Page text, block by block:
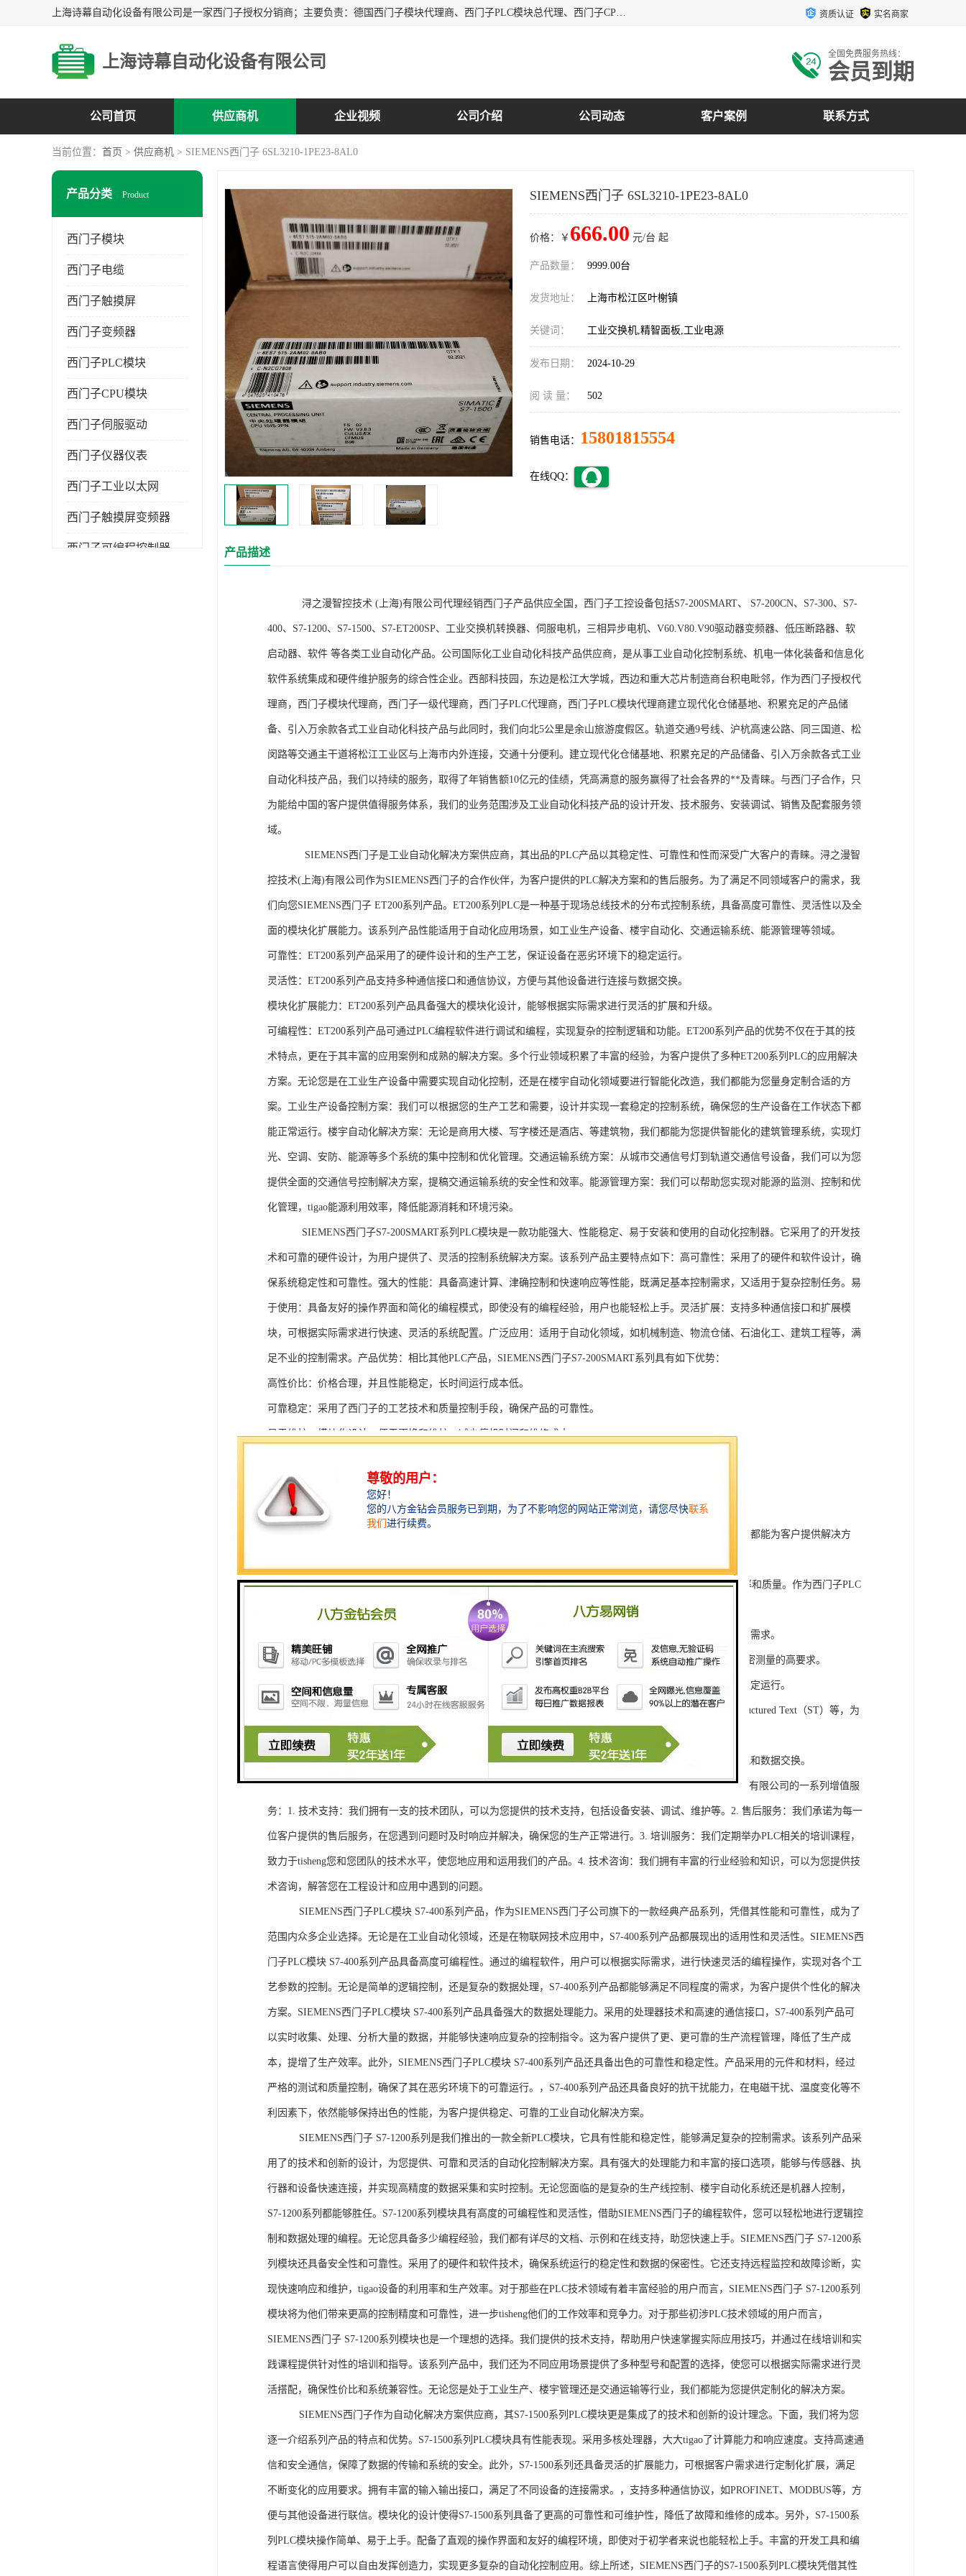
上海诗幕自动化设备有限公司是一家西门子授权分销商；主要负责：德国西门子模块代理商、西门子PLC模块总代理、西门子CPU模块代理商、西门子电缆代理、西门子触摸屏变频器总代理等专销售西门子各系列产品；实体公司，诚信经营，价格优势，品质保证，库存量大，供应！ 资质认证 实名商家
上海诗幕自动化设备有限公司 全国免费服务热线：
会员到期
公司首页 供应商机 企业视频 公司介绍 公司动态 客户案例 联系方式
当前位置： 首页 > 供应商机 > SIEMENS西门子 6SL3210-1PE23-8AL0
产品分类 Product
西门子模块
西门子电缆
西门子触摸屏
西门子变频器
西门子PLC模块
西门子CPU模块
西门子伺服驱动
西门子仪器仪表
西门子工业以太网
西门子触摸屏变频器
西门子可编程控制器
SIEMENS西门子 6SL3210-1PE23-8AL0
价格：￥ 666.00 元/台 起
产品数量： 9999.00台
发货地址： 上海市松江区叶榭镇
关键词： 工业交换机,精智面板,工业电源
发布日期： 2024-10-29
阅 读 量： 502
销售电话： 15801815554
在线QQ：
产品描述
浔之漫智控技术 (上海)有限公司代理经销西门子产品供应全国，西门子工控设备包括S7-200SMART、 S7-200CN、S7-300、S7-
400、S7-1200、S7-1500、S7-ET200SP、工业交换机转换器、伺服电机，三相异步电机、V60.V80.V90驱动器变频器、低压断路器、软
启动器、软件 等各类工业自动化产品。公司国际化工业自动化科技产品供应商，是从事工业自动化控制系统、机电一体化装备和信息化
软件系统集成和硬件维护服务的综合性企业。西部科技园，东边是松江大学城，西边和重大芯片制造商台积电毗邻，作为西门子授权代
理商，西门子模块代理商，西门子一级代理商，西门子PLC代理商，西门子PLC模块代理商建立现代化仓储基地、积累充足的产品储
备、引入万余款各式工业自动化科技产品与此同时，我们向北5公里是余山旅游度假区。轨道交通9号线、沪杭高速公路、同三国道、松
闵路等交通主干道将松江工业区与上海市内外连接，交通十分便利。建立现代化仓储基地、积累充足的产品储备、引入万余款各式工业
自动化科技产品，我们以持续的服务，取得了年销售额10亿元的佳绩，凭高满意的服务赢得了社会各界的**及青睐。与西门子合作，只
为能给中国的客户提供值得服务体系，我们的业务范围涉及工业自动化科技产品的设计开发、技术服务、安装调试、销售及配套服务领
域。
SIEMENS西门子是工业自动化解决方案供应商，其出品的PLC产品以其稳定性、可靠性和性而深受广大客户的青睐。浔之漫智
控技术(上海)有限公司作为SIEMENS西门子的合作伙伴，为客户提供的PLC解决方案和的售后服务。为了满足不同领域客户的需求，我
们向您SIEMENS西门子 ET200系列产品。ET200系列PLC是一种基于现场总线技术的分布式控制系统，具备高度可靠性、灵活性以及全
面的模块化扩展能力。该系列产品性能适用于自动化应用场景，如工业生产设备、楼宇自动化、交通运输系统、能源管理等领域。
可靠性：ET200系列产品采用了的硬件设计和的生产工艺，保证设备在恶劣环境下的稳定运行。
灵活性：ET200系列产品支持多种通信接口和通信协议，方便与其他设备进行连接与数据交换。
模块化扩展能力：ET200系列产品具备强大的模块化设计，能够根据实际需求进行灵活的扩展和升级。
可编程性：ET200系列产品可通过PLC编程软件进行调试和编程，实现复杂的控制逻辑和功能。ET200系列产品的优势不仅在于其的技
术特点，更在于其丰富的应用案例和成熟的解决方案。多个行业领域积累了丰富的经验，为客户提供了多种ET200系列PLC的应用解决
方案。无论您是在工业生产设备中需要实现自动化控制，还是在楼宇自动化领域要进行智能化改造，我们都能为您量身定制合适的方
案。工业生产设备控制方案：我们可以根据您的生产工艺和需要，设计并实现一套稳定的控制系统，确保您的生产设备在工作状态下都
能正常运行。楼宇自动化解决方案：无论是商用大楼、写字楼还是酒店、等建筑物，我们都能为您提供智能化的建筑管理系统，实现灯
光、空调、安防、能源等多个系统的集中控制和优化管理。交通运输系统方案：从城市交通信号灯到轨道交通信号设备，我们可以为您
提供全面的交通信号控制解决方案，提稿交通运输系统的安全性和效率。能源管理方案：我们可以帮助您实现对能源的监测、控制和优
化管理，tigao能源利用效率，降低能源消耗和环境污染。
SIEMENS西门子S7-200SMART系列PLC模块是一款功能强大、性能稳定、易于安装和使用的自动化控制器。它采用了的开发技
术和可靠的硬件设计，为用户提供了、灵活的控制系统解决方案。该系列产品主要特点如下：高可靠性：采用了的硬件和软件设计，确
保系统稳定性和可靠性。强大的性能：具备高速计算、津确控制和快速响应等性能，既满足基本控制需求，又适用于复杂控制任务。易
于使用：具备友好的操作界面和简化的编程模式，即使没有的编程经验，用户也能轻松上手。灵活扩展：支持多种通信接口和扩展模
块，可根据实际需求进行快速、灵活的系统配置。广泛应用：适用于自动化领域，如机械制造、物流仓储、石油化工、建筑工程等，满
足不业的控制需求。产品优势：相比其他PLC产品，SIEMENS西门子S7-200SMART系列具有如下优势：
高性价比：价格合理，并且性能稳定，长时间运行成本低。
可靠稳定：采用了西门子的工艺技术和质量控制手段，确保产品的可靠性。
易于维护：模块化设计，便于更换和维护，减少停机时间和维修成本。
灵活配置：多种通信接口和编程模式可选，满足不同用户的个性化要求。
快速部署：配备了完善的软件工具和技术支持，可快速部署系统，缩短项目周期。
在智能科技、自动化科技和机电领域内有着到的见解。无论是提供技术咨询，还是进行技术开发和转让，我们都能为客户提供解决方
SIEMENS西门子PLC模块S7-300系列产品是一系列高可靠性、高性能的工控设备，旨在tisheng生产效率和质量。作为西门子PLC
系列中的重要组成部分，S7-300系列产品具有以下突出特点：
1. 灵活性和可扩展性：S7-300系列产品设计特，可根据客户需求灵活配置输入输出模块，满足不同规模工程的需求。
2. 高速、高精度的模拟量输入输出：S7-300系列产品支持多达8个模拟量输入输出通道，可满足对于控制和精密测量的高要求。
3. 高可靠性和稳定性：S7-300系列产品采用的硬件和软件技术，具有高度可靠性和稳定性，保证系统的长期稳定运行。
4. 灵活可编程：S7-300系列产品采用TIA Portal开发环境，支持多种编程语言，如Ladder Diagram（LD）、Structured Text（ST）等，为
工程师提供了更多编程选择。
5. 可靠的通讯接口：S7-300系列产品配备丰富的通讯接口，可与其他工控设备无缝集成，实现设备之间的通讯和数据交换。
购买SIEMENS西门子PLC模块S7-300系列产品，不仅获得了可靠的工控设备，还将获得浔之漫智控技术(上海)有限公司的一系列增值服
务：1. 技术支持：我们拥有一支的技术团队，可以为您提供的技术支持，包括设备安装、调试、维护等。2. 售后服务：我们承诺为每一
位客户提供的售后服务，在您遇到问题时及时响应并解决，确保您的生产正常进行。3. 培训服务：我们定期举办PLC相关的培训课程，
致力于tisheng您和您团队的技术水平，使您地应用和运用我们的产品。4. 技术咨询：我们拥有丰富的行业经验和知识，可以为您提供技
术咨询，解答您在工程设计和应用中遇到的问题。
SIEMENS西门子PLC模块 S7-400系列产品，作为SIEMENS西门子公司旗下的一款经典产品系列，凭借其性能和可靠性，成为了
范围内众多企业选择。无论是在工业自动化领域，还是在物联网技术应用中，S7-400系列产品都展现出的适用性和灵活性。SIEMENS西
门子PLC模块 S7-400系列产品具备高度可编程性。通过的编程软件，用户可以根据实际需求，进行快速灵活的编程操作，实现对各个工
艺参数的控制。无论是简单的逻辑控制，还是复杂的数据处理，S7-400系列产品都能够满足不同程度的需求，为客户提供个性化的解决
方案。SIEMENS西门子PLC模块 S7-400系列产品具备强大的数据处理能力。采用的处理器技术和高速的通信接口，S7-400系列产品可
以实时收集、处理、分析大量的数据，并能够快速响应复杂的控制指令。这为客户提供了更、更可靠的生产流程管理，降低了生产成
本，提增了生产效率。此外，SIEMENS西门子PLC模块 S7-400系列产品还具备出色的可靠性和稳定性。产品采用的元件和材料，经过
严格的测试和质量控制，确保了其在恶劣环境下的可靠运行。，S7-400系列产品还具备良好的抗干扰能力，在电磁干扰、温度变化等不
利因素下，依然能够保持出色的性能，为客户提供稳定、可靠的工业自动化解决方案。
SIEMENS西门子 S7-1200系列是我们推出的一款全新PLC模块，它具有性能和稳定性，能够满足复杂的控制需求。该系列产品采
用了的技术和创新的设计，为您提供、可靠和灵活的自动化控制解决方案。具有强大的处理能力和丰富的接口选项，能够与传感器、执
行器和设备快速连接，并实现高精度的数据采集和实时控制。无论您面临的是复杂的生产线控制、楼宇自动化系统还是机器人控制，
S7-1200系列都能够胜任。S7-1200系列模块具有高度的可编程性和灵活性，借助SIEMENS西门子的编程软件，您可以轻松地进行逻辑控
制和数据处理的编程。无论您具备多少编程经验，我们都有详尽的文档、示例和在线支持，助您快速上手。SIEMENS西门子 S7-1200系
列模块还具备安全性和可靠性。采用了的硬件和软件技术，确保系统运行的稳定性和数据的保密性。它还支持远程监控和故障诊断，实
现快速响应和维护，tigao设备的利用率和生产效率。对于那些在PLC技术领域有着丰富经验的用户而言，SIEMENS西门子 S7-1200系列
模块将为他们带来更高的控制精度和可靠性，进一步tisheng他们的工作效率和竞争力。对于那些初涉PLC技术领域的用户而言，
SIEMENS西门子 S7-1200系列模块也是一个理想的选择。我们提供的技术支持，帮助用户快速掌握实际应用技巧，并通过在线培训和实
践课程提供针对性的培训和指导。该系列产品中，我们还为不同应用场景提供了多种型号和配置的选择，使您可以根据实际需求进行灵
活搭配，确保性价比和系统兼容性。无论您是处于工业生产、楼宇管理还是交通运输等行业，我们都能为您提供定制化的解决方案。
SIEMENS西门子作为自动化解决方案供应商，其S7-1500系列PLC模块更是集成了的技术和创新的设计理念。下面，我们将为您
逐一介绍系列产品的特点和优势。S7-1500系列PLC模块具有性能表现。采用多核处理器，大大tigao了计算能力和响应速度。支持高速通
信和安全通信，保障了数据的传输和系统的安全。此外，S7-1500系列还具备灵活的扩展能力，可根据客户需求进行定制化扩展，满足
不断变化的应用要求。拥有丰富的输入输出接口，满足了不同设备的连接需求。，支持多种通信协议，如PROFINET、MODBUS等，方
便与其他设备进行联信。模块化的设计使得S7-1500系列具备了更高的可靠性和可维护性，降低了故障和维修的成本。另外，S7-1500系
列PLC模块操作简单、易于上手。配备了直观的操作界面和友好的编程环境，即使对于初学者来说也能轻松上手。丰富的开发工具和编
程语言使得用户可以自由发挥创造力，实现更多复杂的自动化控制应用。综上所述，SIEMENS西门子的S7-1500系列PLC模块凭借其性